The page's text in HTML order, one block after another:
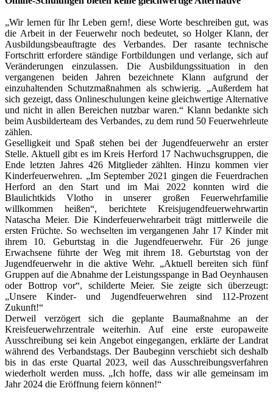
„Wir lernen für Ihr Leben gern!, diese Worte beschreiben gut, was
die Arbeit in der Feuerwehr noch bedeutet, so Holger Klann, der
Ausbildungsbeauftragte des Verbandes. Der rasante technische
Fortschritt erfordere ständige Fortbildungen und verlange, sich auf
Veränderungen einzulassen. Die Ausbildungssituation in den
vergangenen beiden Jahren bezeichnete Klann aufgrund der
einzuhaltenden Schutzmaßnahmen als schwierig. „Außerdem hat
sich gezeigt, dass Onlineschulungen keine gleichwertige Alternative
und nicht in allen Bereichen nutzbar waren.“ Klann bedankte sich
beim Ausbilderteam des Verbandes, zu dem rund 50 Feuerwehrleute
zählen.
Geselligkeit und Spaß stehen bei der Jugendfeuerwehr an erster
Stelle. Aktuell gibt es im Kreis Herford 17 Nachwuchsgruppen, die
Ende letzten Jahres 426 Mitglieder zählten. Hinzu kommen vier
Kinderfeuerwehren. „Im September 2021 gingen die Feuerdrachen
Herford an den Start und im Mai 2022 konnten wird die
Blaulichtkids Vlotho in unserer großen Feuerwehrfamilie
willkommen heißen“, berichtete Kreisjugendfeuerwehrwartin
Natascha Meier. Die Kinderfeuerwehrarbeit trägt mittlerweile die
ersten Früchte. So wechselten im vergangenen Jahr 17 Kinder mit
ihrem 10. Geburtstag in die Jugendfeuerwehr. Für 26 junge
Erwachsene führte der Weg mit ihrem 18. Geburtstag von der
Jugendfeuerwehr in die aktive Wehr. „Aktuell bereiten sich fünf
Gruppen auf die Abnahme der Leistungsspange in Bad Oeynhausen
oder Bottrop vor“, schilderte Meier. Sie zeigte sich überzeugt:
„Unsere Kinder- und Jugendfeuerwehren sind 112-Prozent
Zukunft!“
Derweil verzögert sich die geplante Baumaßnahme an der
Kreisfeuerwehrzentrale weiterhin. Auf eine erste europaweite
Ausschreibung sei kein Angebot eingegangen, erklärte der Landrat
während des Verbandstags. Der Baubeginn verschiebt sich deshalb
bis in das erste Quartal 2023, weil das Ausschreibungsverfahren
wiederholt werden muss. „Ich hoffe, dass wir alle gemeinsam im
Jahr 2024 die Eröffnung feiern können!“